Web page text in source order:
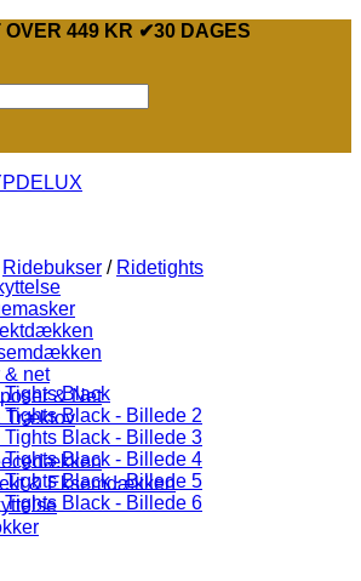
OVER 449 KR ✔30 DAGES
& net
& Net
Træktov
& Eksemdækken
Ridebukser / Ridetights